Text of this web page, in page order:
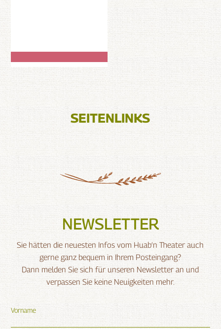
SEITENLINKS
NEWSLETTER
Sie hätten die neuesten Infos vom Huab‘n Theater auch
gerne ganz bequem in Ihrem Posteingang?
Dann melden Sie sich für unseren Newsletter an und
verpassen Sie keine Neuigkeiten mehr.
Vorname